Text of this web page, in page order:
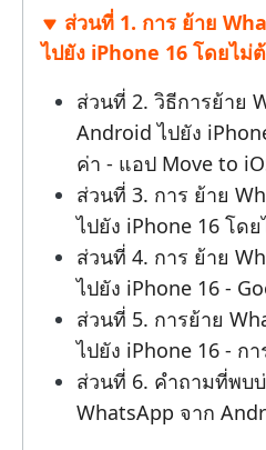
ส่วนที่ 1. การ ย้าย
ไปยัง iPhone 16 โดยไม่
ส่วนที่ 2. วิธีการย้าย
Android ไปยัง
ค่า - แอป Move to
ส่วนที่ 3. การ ย้าย
ไปยัง iPhone 16 โดย
ส่วนที่ 4. การ ย้าย
ไปยัง iPhone 16 -
ส่วนที่ 5. การย้าย
ไปยัง iPhone 16 - ก
ส่วนที่ 6. คำถามที่พบ
WhatsApp จาก